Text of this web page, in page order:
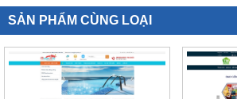
SẢN PHẨM CÙNG LOẠI